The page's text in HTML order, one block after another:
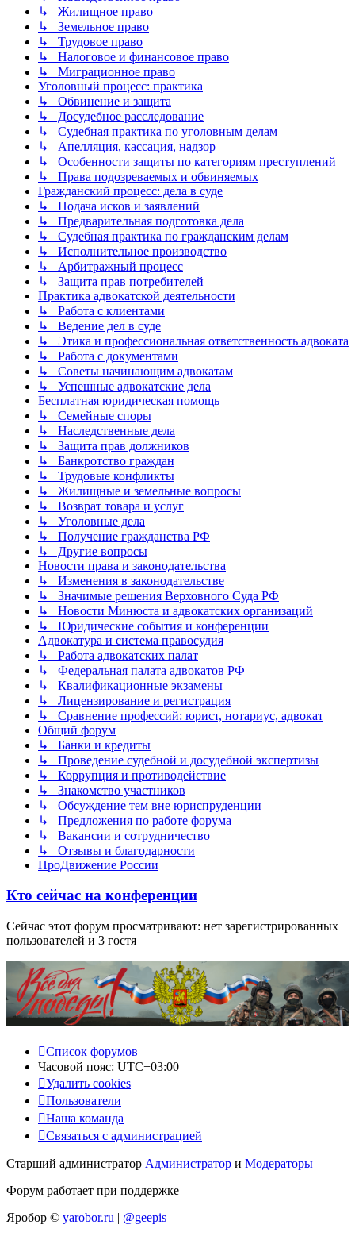
↳ Жилищное право
↳ Земельное право
↳ Трудовое право
↳ Налоговое и финансовое право
↳ Миграционное право
Уголовный процесс: практика
↳ Обвинение и защита
↳ Досудебное расследование
↳ Судебная практика по уголовным делам
↳ Апелляция, кассация, надзор
↳ Особенности защиты по категориям преступлений
↳ Права подозреваемых и обвиняемых
Гражданский процесс: дела в суде
↳ Подача исков и заявлений
↳ Предварительная подготовка дела
↳ Судебная практика по гражданским делам
↳ Исполнительное производство
↳ Арбитражный процесс
↳ Защита прав потребителей
Практика адвокатской деятельности
↳ Работа с клиентами
↳ Ведение дел в суде
↳ Этика и профессиональная ответственность адвоката
↳ Работа с документами
↳ Советы начинающим адвокатам
↳ Успешные адвокатские дела
Бесплатная юридическая помощь
↳ Семейные споры
↳ Наследственные дела
↳ Защита прав должников
↳ Банкротство граждан
↳ Трудовые конфликты
↳ Жилищные и земельные вопросы
↳ Возврат товара и услуг
↳ Уголовные дела
↳ Получение гражданства РФ
↳ Другие вопросы
Новости права и законодательства
↳ Изменения в законодательстве
↳ Значимые решения Верховного Суда РФ
↳ Новости Минюста и адвокатских организаций
↳ Юридические события и конференции
Адвокатура и система правосудия
↳ Работа адвокатских палат
↳ Федеральная палата адвокатов РФ
↳ Квалификационные экзамены
↳ Лицензирование и регистрация
↳ Сравнение профессий: юрист, нотариус, адвокат
Общий форум
↳ Банки и кредиты
↳ Проведение судебной и досудебной экспертизы
↳ Коррупция и противодействие
↳ Знакомство участников
↳ Обсуждение тем вне юриспруденции
↳ Предложения по работе форума
↳ Вакансии и сотрудничество
↳ Отзывы и благодарности
ПроДвижение России
Кто сейчас на конференции
Сейчас этот форум просматривают: нет зарегистрированных
пользователей и 3 гостя
Список форумов
Часовой пояс: UTC+03:00
Удалить cookies
Пользователи
Наша команда
Связаться с администрацией
Старший администратор Администратор и Модераторы
Форум работает при поддержке
Яробор © yarobor.ru | @geepis